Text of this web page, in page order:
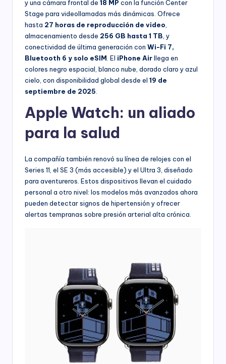
y una cámara frontal de 18 MP con la función Center
Stage para videollamadas más dinámicas. Ofrece
hasta 27 horas de reproducción de video
almacenamiento desde 256 GB hasta 1 TB , y
conectividad de última generación con Wi-Fi 7,
Bluetooth 6 y solo eSIM . El iPhone Airllega en
colores negro espacial, blanco nube, dorado claro y azul
cielo, con disponibilidad global desde el 19 de
septiembre de 2025
Apple Watch: un aliado
para la salud
La compañía también renovó su línea de relojes con el
Series 11, el SE 3 (más accesible) y el Ultra 3, diseñado
para aventureros. Estos dispositivos llevan el cuidado
personal a otro nivel: los modelos más avanzados ahora
pueden detectar signos de hipertensión y ofrecer
alertas tempranas sobre presión arterial alta crónica.